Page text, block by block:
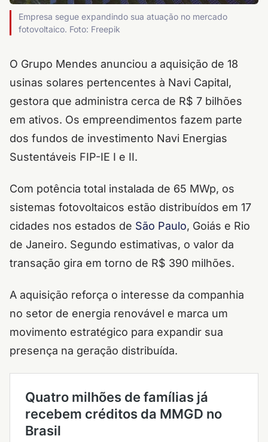
Empresa segue expandindo sua atuação no mercado
fotovoltaico. Foto: Freepik
O Grupo Mendes anunciou a aquisição de 18
usinas solares pertencentes à Navi Capital,
gestora que administra cerca de R$ 7 bilhões
em ativos. Os empreendimentos fazem parte
dos fundos de investimento Navi Energias
Sustentáveis FIP-IE I e II.
Com potência total instalada de 65 MWp, os
sistemas fotovoltaicos estão distribuídos em 17
cidades nos estados de São Paulo, Goiás e Rio
de Janeiro. Segundo estimativas, o valor da
transação gira em torno de R$ 390 milhões.
A aquisição reforça o interesse da companhia
no setor de energia renovável e marca um
movimento estratégico para expandir sua
presença na geração distribuída.